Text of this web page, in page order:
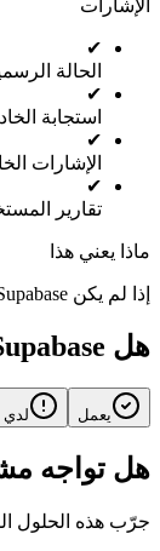
الإشارات
✔
الحالة
✔
استجابة
✔
الإشارات
✔
تقارير
ماذا يعني هذا
إذا لم يكن Supabase يعمل لديك، فالمشكلة على الأرجح من جهتك. حاول إعادة تشغيل التطبيق أو التحقق من اتصالك بالإنترنت.
هل Supabase يعمل لديك؟
يعمل
هل تواجه
جرّب هذه الحلول